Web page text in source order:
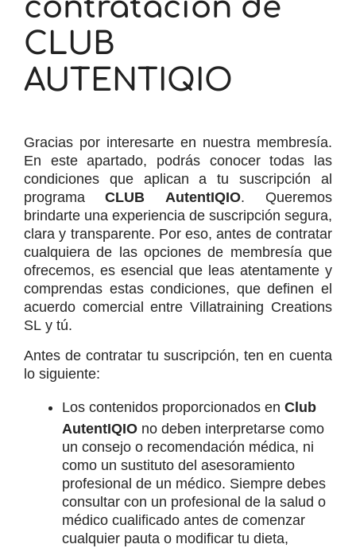
contratación de
CLUB
AUTENTIQIO
Gracias por interesarte en nuestra membresía.
En este apartado, podrás conocer todas las
condiciones que aplican a tu suscripción al
programa CLUB AutentIQIO. Queremos
brindarte una experiencia de suscripción segura,
clara y transparente. Por eso, antes de contratar
cualquiera de las opciones de membresía que
ofrecemos, es esencial que leas atentamente y
comprendas estas condiciones, que definen el
acuerdo comercial entre Villatraining Creations
SL y tú.
Antes de contratar tu suscripción, ten en cuenta
lo siguiente:
Los contenidos proporcionados en Club
AutentIQIO no deben interpretarse como
un consejo o recomendación médica, ni
como un sustituto del asesoramiento
profesional de un médico. Siempre debes
consultar con un profesional de la salud o
médico cualificado antes de comenzar
cualquier pauta o modificar tu dieta,